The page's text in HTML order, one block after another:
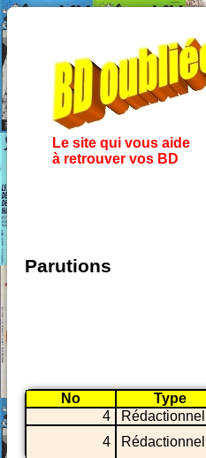
Le site qui vous aide
à retrouver vos BD
Parutions
No Type
4
Rédactionnel
4
Rédactionnel